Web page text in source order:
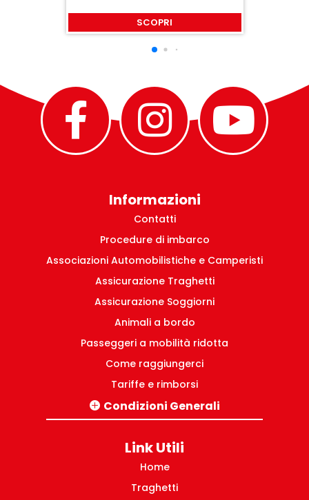
SCOPRI
Informazioni
Contatti
Procedure di imbarco
Associazioni Automobilistiche e Camperisti
Assicurazione Traghetti
Assicurazione Soggiorni
Animali a bordo
Passeggeri a mobilità ridotta
Come raggiungerci
Tariffe e rimborsi
Condizioni Generali
Pacchetti turistici Grecia
Link Utili
Home
Traghetti